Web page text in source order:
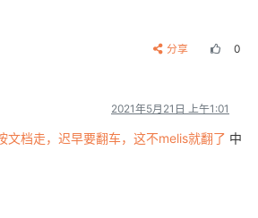
分享 0
2021年5月21日 上午1:01
文档走，迟早要翻车，这不melis就翻了 中